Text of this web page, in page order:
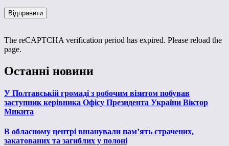
The reCAPTCHA verification period has expired. Please reload the
page.
Останні новини
У Полтавській громаді з робочим візитом побував
заступник керівника Офісу Президента України Віктор
Микита
В обласному центрі вшанували пам’ять страчених,
закатованих та загиблих у полоні